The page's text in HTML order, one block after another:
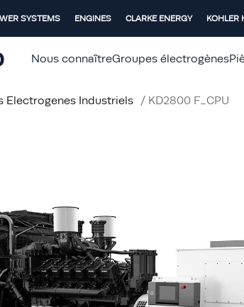
SYSTEMS ENGINES CLARKE ENERGY KOHLER
Nous connaîtreGroupes électrogènes
Electrogenes Industriels / KD2800 F_CPU